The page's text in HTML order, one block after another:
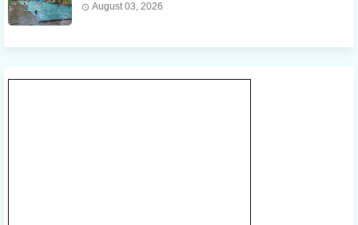
August 03, 2026